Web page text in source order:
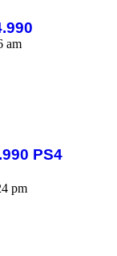
am
PS4
pm